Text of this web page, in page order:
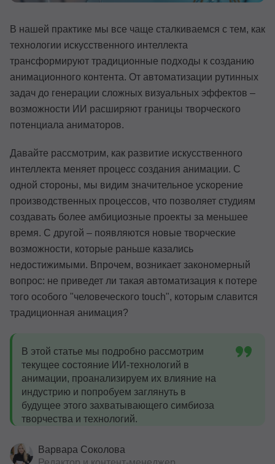
В нашей практике мы все чаще сталкиваемся с тем, как
технологии искусственного интеллекта
трансформируют традиционные подходы к созданию
анимационного контента. От автоматизации рутинных
задач до генерации сложных визуальных эффектов –
возможности ИИ расширяют границы творческого
потенциала аниматоров.
Давайте рассмотрим, как развитие искусственного
интеллекта меняет процесс создания анимации. С
одной стороны, мы видим значительное ускорение
производственных процессов, что позволяет студиям
создавать более амбициозные проекты за меньшее
время. С другой – появляются новые творческие
возможности, которые раньше казались
недостижимыми. Впрочем, возникает закономерный
вопрос: не приведет ли такая автоматизация к потере
того особого "человеческого touch", которым славится
традиционная анимация?
В этой статье мы подробно рассмотрим
текущее состояние ИИ-технологий в
анимации, проанализируем их влияние на
индустрию и попробуем заглянуть в
будущее этого захватывающего симбиоза
творчества и технологий.
Варвара Соколова